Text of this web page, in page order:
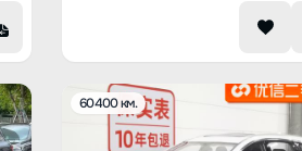
60400 км.